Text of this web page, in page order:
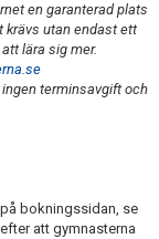
en garanterad plats
krävs utan endast ett
lära sig mer.
terminsavgift och
bokningssidan, se
att gymnasterna